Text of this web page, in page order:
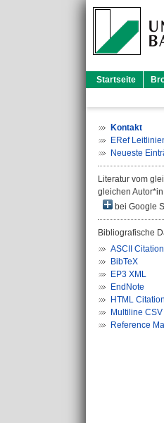
Startseite
Kontakt
ERef
Neueste
Literatur vom
gleichen Autor*in
bei Google
Bibliografische
ASCII Citation
BibTeX
EP3 XML
EndNote
HTML Citation
Multiline CSV
Reference